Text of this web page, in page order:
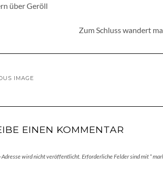
Zum Schluss wandert
IMAGE
EINEN KOMMENTAR
wird nicht veröffentlicht. Erforderliche Felder sind mit *